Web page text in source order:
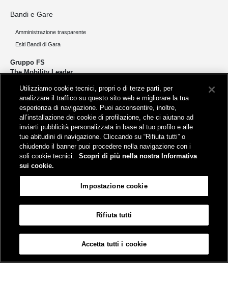
Bandi e Gare
Amministrazione trasparente
Esiti Bandi di Gara
Gruppo FS
The Mobility Leader
Progettiamo e realizziamo infrastrutture per una mobilità sostenibile di
persone e merci. Accorciamo le distanze per lo sviluppo e la crescita
del nostro Paese.
Piazza della Croce Rossa, 1 - 00161 Roma
© Gruppo FS Italiane 2026
Protezione dati personali
Partita Iva 06359501001
Utilizziamo cookie tecnici, propri o di terze parti, per
analizzare il traffico su questo sito web e migliorare la tua
esperienza di navigazione. Puoi acconsentire, inoltre,
all’installazione dei cookie di profilazione, che ci aiutano ad
inviarti pubblicità personalizzata in base al tuo profilo e alle
tue abitudini di navigazione. Cliccando su “Rifiuta tutti” o
chiudendo il banner puoi procedere nella navigazione con i
soli cookie tecnici.
Scopri di più nella nostra Informativa
sui cookie.
Impostazione cookie
Rifiuta tutti
Accetta tutti i cookie